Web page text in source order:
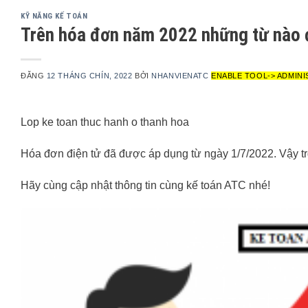
KỸ NĂNG KẾ TOÁN
Trên hóa đơn năm 2022 những từ
ĐĂNG 12 THÁNG CHÍN, 2022 BỞI NHANVIENATC ENABLE TOOL->
Lop ke toan thuc hanh o thanh hoa
Hóa đơn điện tử đã được áp dụng từ ngày 1/7/2022. Vậy
Hãy cùng cập nhật thông tin cùng kế toán ATC nhé!